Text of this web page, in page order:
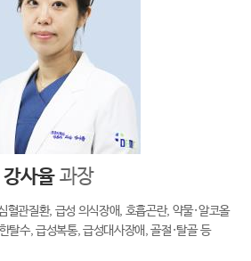
강사율 과장
혈관질환, 급성 의식장애, 호흡곤란, 약물·알코올
탈수, 급성복통, 급성대사장애, 골절·탈골 등